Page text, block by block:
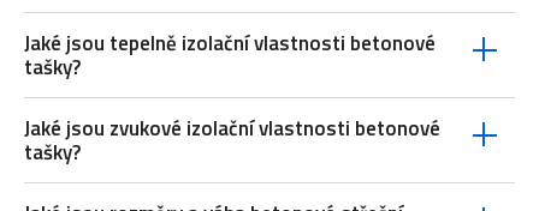
Jaké jsou tepelně izolační vlastnosti betonové
tašky?
Jaké jsou zvukové izolační vlastnosti betonové
tašky?